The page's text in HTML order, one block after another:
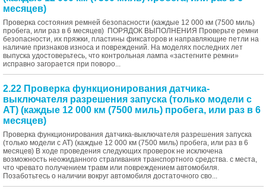
месяцев)
Проверка состояния ремней безопасности (каждые 12 000 км (7500 миль)
пробега, или раз в 6 месяцев) ПОРЯДОК ВЫПОЛНЕНИЯ Проверьте ремни
безопасности, их пряжки, пластины фиксаторов и направляющие петли на
наличие признаков износа и повреждений. На моделях последних лет
выпуска удостоверьтесь, что контрольная лампа «застегните ремни»
исправно загорается при поворо...
2.22 Проверка функционирования датчика-
выключателя разрешения запуска (только модели с
АТ) (каждые 12 000 км (7500 миль) пробега, или раз в 6
месяцев)
Проверка функционирования датчика-выключателя разрешения запуска
(только модели с АТ) (каждые 12 000 км (7500 миль) пробега, или раз в 6
месяцев) В ходе проведения следующих проверок не исключена
возможность неожиданного страгивания транспортного средства. с места,
что чревато получением травм или повреждением автомобиля.
Позаботьтесь о наличии вокруг автомобиля достаточного сво...